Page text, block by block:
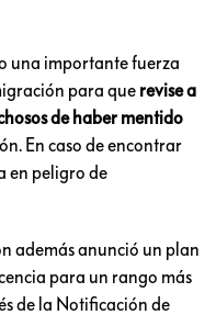
una importante fuerza
para que revise a
de haber mentido
En caso de encontrar
en peligro de
además anunció un plan
para un rango más
de la Notificación de